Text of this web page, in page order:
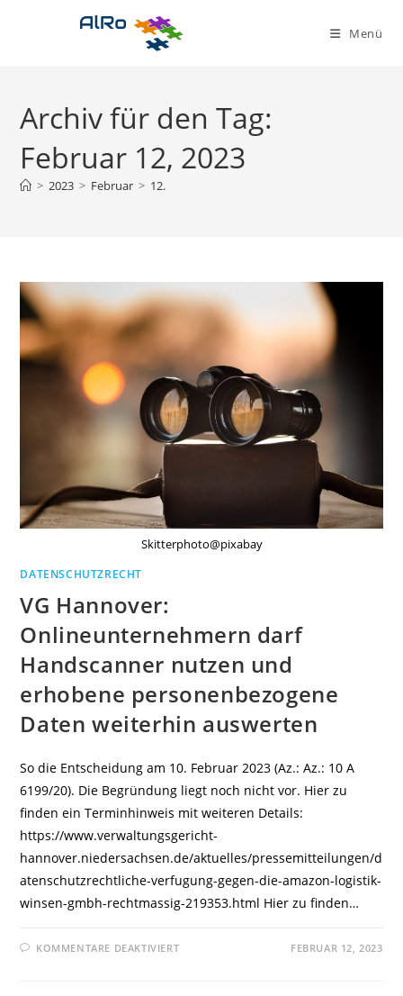
Menü
Archiv für den Tag:
Februar 12, 2023
> 2023 > Februar > 12.
Skitterphoto@pixabay
DATENSCHUTZRECHT
VG Hannover:
Onlineunternehmern darf
Handscanner nutzen und
erhobene personenbezogene
Daten weiterhin auswerten
So die Entscheidung am 10. Februar 2023 (Az.: Az.: 10 A
6199/20). Die Begründung liegt noch nicht vor. Hier zu
finden ein Terminhinweis mit weiteren Details:
https://www.verwaltungsgericht-
hannover.niedersachsen.de/aktuelles/pressemitteilungen/d
atenschutzrechtliche-verfugung-gegen-die-amazon-logistik-
winsen-gmbh-rechtmassig-219353.html Hier zu finden…
KOMMENTARE DEAKTIVIERTFÜR FEBRUAR 12, 2023